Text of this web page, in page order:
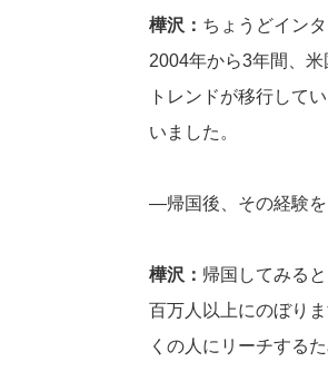
樺沢： ちょうどイン
2004年から3年間、
トレンドが移行して
いました。
―帰国後、その経験を
樺沢： 帰国してみる
百万人以上にのぼり
くの人にリーチする